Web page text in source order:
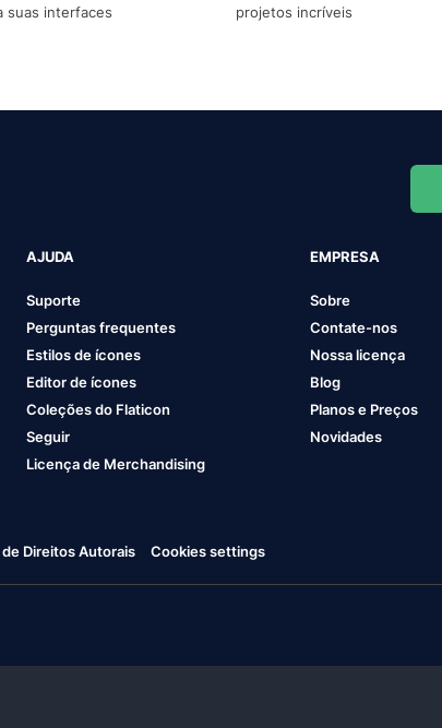
suas interfaces
projetos incríveis
AJUDA
Suporte
Perguntas frequentes
Estilos de ícones
Editor de ícones
Coleções do Flaticon
Seguir
Licença de Merchandising
EMPRESA
Sobre
Contate-nos
Nossa licença
Blog
Planos e Preços
Novidades
Direitos Autorais Cookies settings